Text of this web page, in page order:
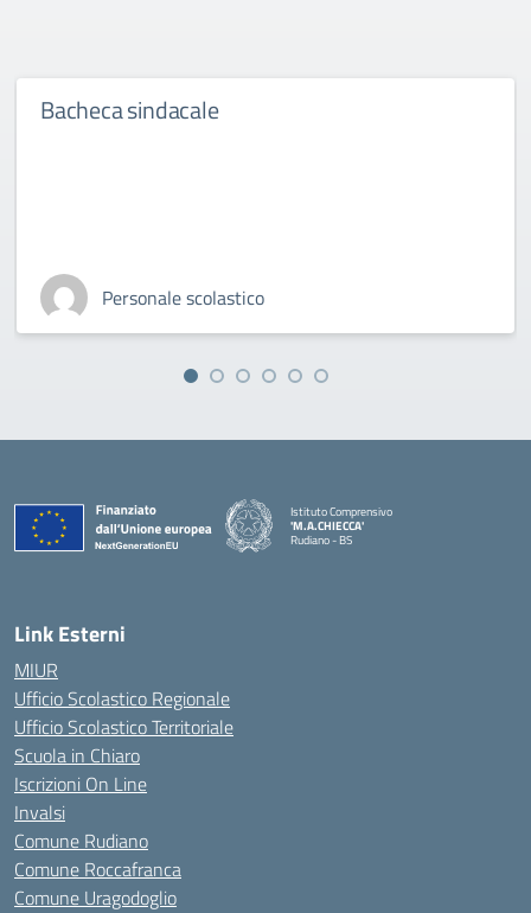
Bacheca sindacale
Personale scolastico
Istituto Comprensivo
'M.A.CHIECCA'
Rudiano - BS
Link Esterni
MIUR
Ufficio Scolastico Regionale
Ufficio Scolastico Territoriale
Scuola in Chiaro
Iscrizioni On Line
Invalsi
Comune Rudiano
Comune Roccafranca
Comune Uragodoglio